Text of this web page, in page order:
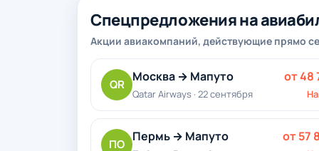
Спецпредложения на
Акции авиакомпаний, действующие прямо
QR
Москва → Мапуто
Qatar Airways · 22 сентября
от 48
ПО
Пермь → Мапуто от 57